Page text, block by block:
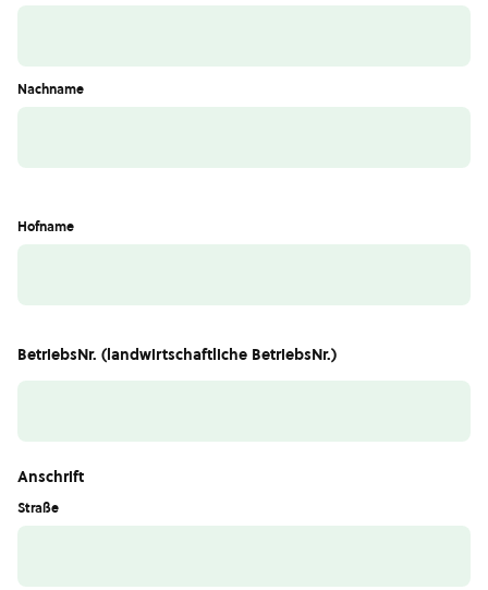
Nachname
Hofname
BetriebsNr. (landwirtschaftliche BetriebsNr.)
Anschrift
Straße